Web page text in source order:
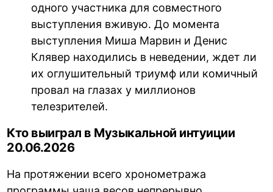
одного участника для совместного
выступления вживую. До момента
выступления Миша Марвин и Денис
Клявер находились в неведении, ждет ли
их оглушительный триумф или комичный
провал на глазах у миллионов
телезрителей.
Кто выиграл в Музыкальной интуиции
20.06.2026
На протяжении всего хронометража